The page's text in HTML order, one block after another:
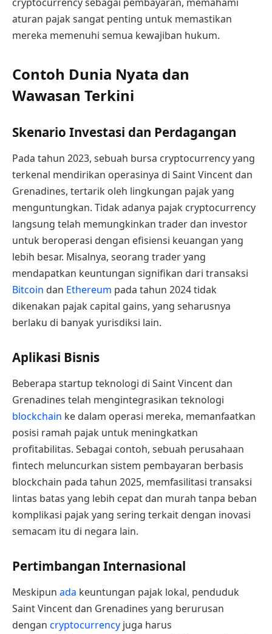
aturan pajak sangat penting untuk memastikan
mereka memenuhi semua kewajiban hukum.
Contoh Dunia Nyata dan
Wawasan Terkini
Skenario Investasi dan Perdagangan
Pada tahun 2023, sebuah bursa cryptocurrency yang
terkenal mendirikan operasinya di Saint Vincent dan
Grenadines, tertarik oleh lingkungan pajak yang
menguntungkan. Tidak adanya pajak cryptocurrency
langsung telah memungkinkan trader dan investor
untuk beroperasi dengan efisiensi keuangan yang
lebih besar. Misalnya, seorang trader yang
mendapatkan keuntungan signifikan dari transaksi
Bitcoin dan Ethereum pada tahun 2024 tidak
dikenakan pajak capital gains, yang seharusnya
berlaku di banyak yurisdiksi lain.
Aplikasi Bisnis
Beberapa startup teknologi di Saint Vincent dan
Grenadines telah mengintegrasikan teknologi
blockchain ke dalam operasi mereka, memanfaatkan
posisi ramah pajak untuk meningkatkan
profitabilitas. Sebagai contoh, sebuah perusahaan
fintech meluncurkan sistem pembayaran berbasis
blockchain pada tahun 2025, memfasilitasi transaksi
lintas batas yang lebih cepat dan murah tanpa beban
komplikasi pajak yang sering terkait dengan inovasi
semacam itu di negara lain.
Pertimbangan Internasional
Meskipun ada keuntungan pajak lokal, penduduk
Saint Vincent dan Grenadines yang berurusan
dengan cryptocurrency juga harus